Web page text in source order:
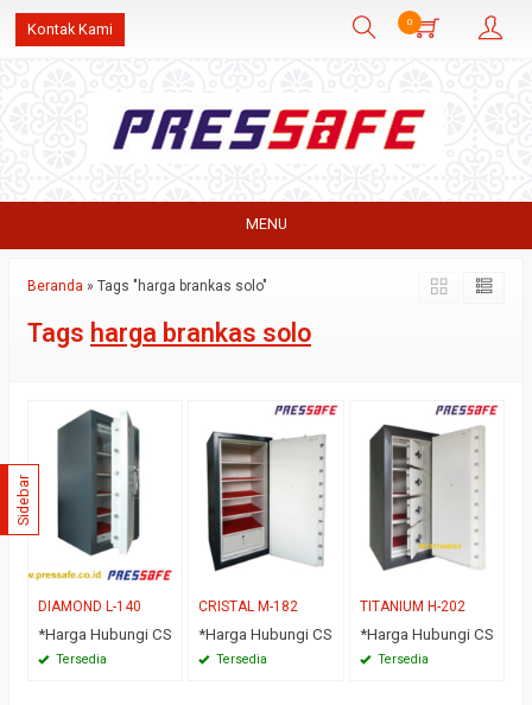
Kontak Kami 0
MENU
Beranda » Tags "harga brankas solo"
Tags harga brankas solo
DIAMOND L-140
*Harga Hubungi CS
Tersedia
CRISTAL M-182
*Harga Hubungi CS
Tersedia
TITANIUM H-202
*Harga Hubungi CS
Tersedia
Sidebar